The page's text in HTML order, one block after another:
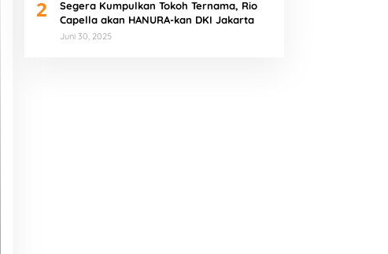
2
Segera Kumpulkan Tokoh Ternama, Rio
Capella akan HANURA-kan DKI Jakarta
Juni 30, 2025